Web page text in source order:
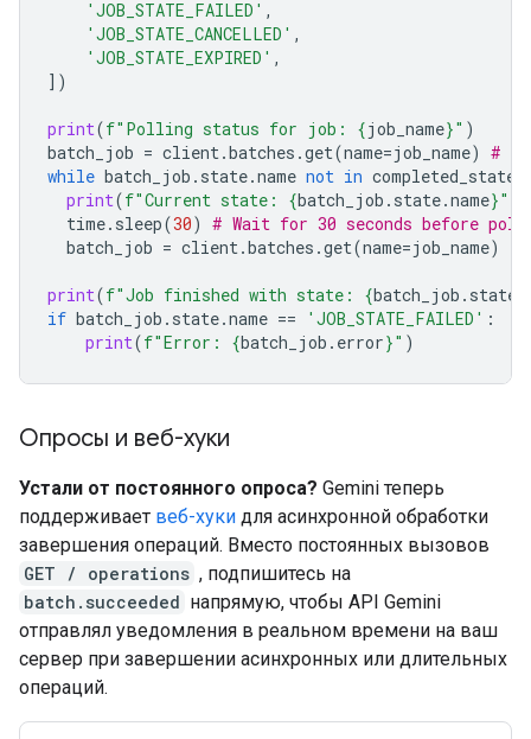
'JOB_STATE_FAILED' ,
'JOB_STATE_CANCELLED' ,
'JOB_STATE_EXPIRED' ,
])
print(f"Polling status for job: {job_name}" )
batch_job = client.batches .get(name=job_name) #
while batch_job . state.name not in completed_states
print(f"Current state: {batch_job . state.name}"
time. sleep(30) # Wait for 30 seconds before
batch_job = client.batches .get(name=job_name)
print(f"Job finished with state: {batch_job . state
if batch_job . state.name == 'JOB_STATE_FAILED' :
print(f"Error: {batch_job . error}" )
Опросы и веб-хуки
Устали от постоянного опроса? Gemini теперь
поддерживает веб-хуки для асинхронной обработки
завершения операций. Вместо постоянных вызовов
GET / operations , подпишитесь на
batch.succeeded напрямую, чтобы API Gemini
отправлял уведомления в реальном времени на ваш
сервер при завершении асинхронных или длительных
операций.